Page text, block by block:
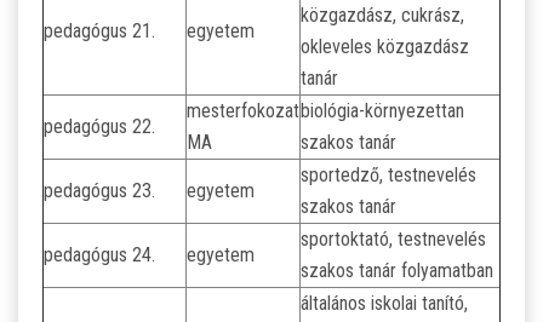
pedagógus 21. egyetem
közgazdász, cukrász,
okleveles közgazdász
tanár
pedagógus 22.
mesterfokozat
MA
biológia-környezettan
szakos tanár
pedagógus 23. egyetem
sportedző, testnevelés
szakos tanár
pedagógus 24. egyetem
sportoktató, testnevelés
szakos tanár folyamatban
általános iskolai tanító,